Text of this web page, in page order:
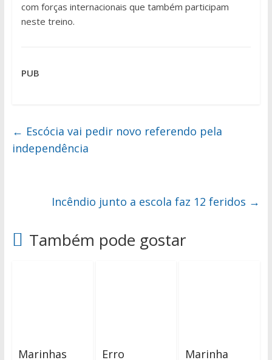
com forças internacionais que também participam
neste treino.
PUB
← Escócia vai pedir novo referendo pela
independência
Incêndio junto a escola faz 12 feridos →
Também pode gostar
Marinhas
Erro
Marinha